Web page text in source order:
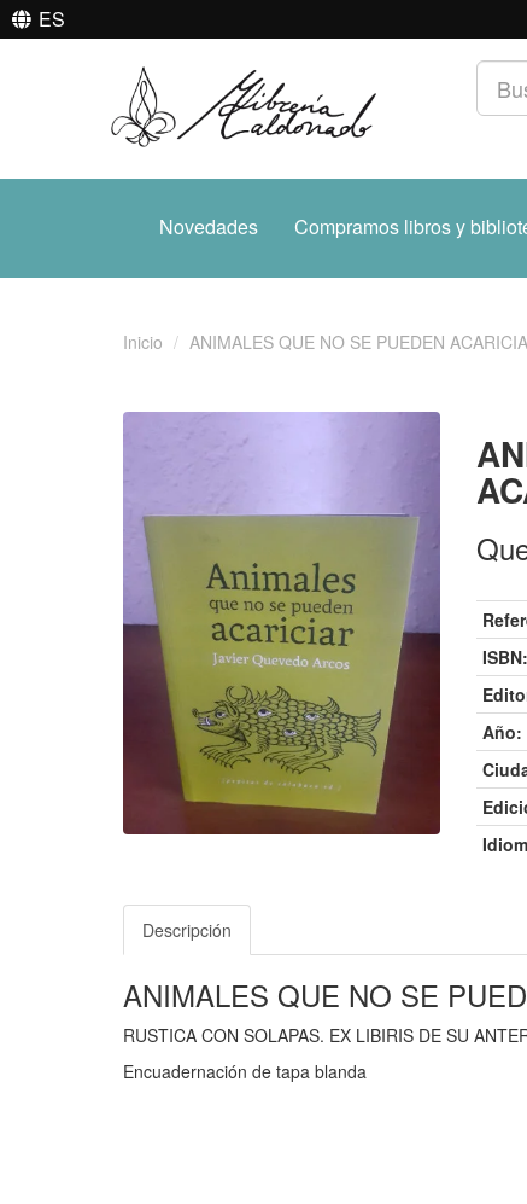
ES
Novedades Compramos libros y
Inicio ANIMALES QUE NO SE PUEDEN
ISBN:
Año:
Descripción
ANIMALES QUE NO SE
RUSTICA CON SOLAPAS. EX LIBIRIS DE SU
Encuadernación de tapa blanda